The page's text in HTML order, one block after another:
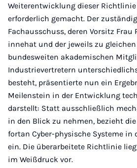
Weiterentwicklung dieser
erforderlich gemacht. Der
Fachausschuss, deren Vorsitz Frau
innehat und der jeweils zu gleichen
bundesweiten akademischen
Industrievertretern
besteht, präsentierte nun ein
Meilenstein in der Entwicklung
darstellt: Statt ausschließlich
in den Blick zu nehmen, bezieht
fortan Cyber-physische Systeme
ein. Die überarbeitete Richtlinie
im Weißdruck vor.